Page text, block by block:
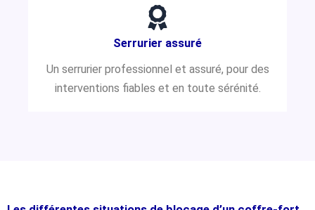
Serrurier assuré
Un serrurier professionnel et assuré, pour des
interventions fiables et en toute sérénité.